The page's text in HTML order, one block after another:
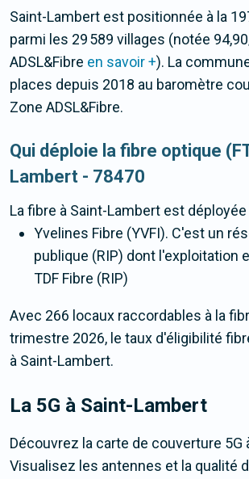
Saint-Lambert est positionnée à la
parmi les 29 589 villages (notée
ADSL&Fibre en savoir +). La
places depuis 2018 au baromètre
Zone ADSL&Fibre.
Qui déploie la fibre optique
Lambert - 78470
La fibre à Saint-Lambert est déployée
Yvelines Fibre (YVFI). C'est un
publique (RIP) dont l'exploitation
TDF Fibre (RIP)
Avec 266 locaux raccordables à la
trimestre 2026, le taux d'éligibilité
à Saint-Lambert.
La 5G à Saint-Lambert
Découvrez la carte de couverture 5G
Visualisez les antennes et la qualité